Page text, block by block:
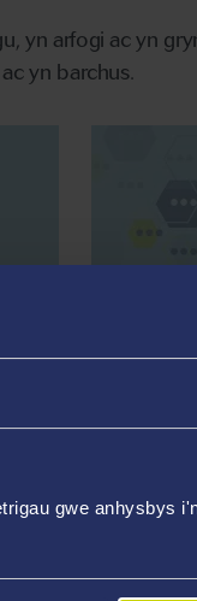
gwe anhysbys
yn arfogi ac yn
yn barchus.